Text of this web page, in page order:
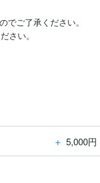
ご了承ください。
さい。
＋ 5,000円